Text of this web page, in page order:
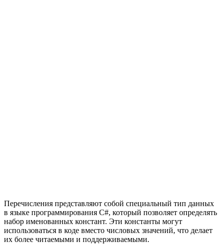
Перечисления представляют собой специальный тип данных
в языке программирования C#, который позволяет определять
набор именованных констант. Эти константы могут
использоваться в коде вместо числовых значений, что делает
их более читаемыми и поддерживаемыми.